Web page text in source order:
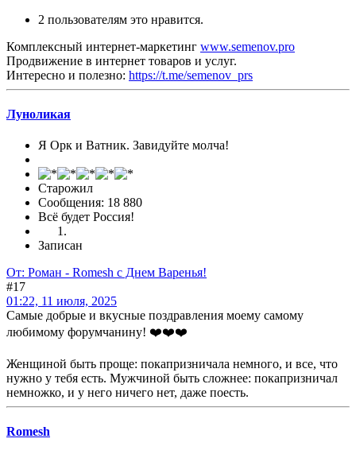
2 пользователям это нравится.
Комплексный интернет-маркетинг www.semenov.pro
Продвижение в интернет товаров и услуг.
Интересно и полезно: https://t.me/semenov_prs
Луноликая
Я Орк и Ватник. Завидуйте молча!
Старожил
Сообщения: 18 880
Всё будет Россия!
Записан
От: Роман - Romesh с Днем Варенья!
#17
01:22, 11 июля, 2025
Самые добрые и вкусные поздравления моему самому
любимому форумчанину! ❤️❤️❤️
Женщиной быть проще: покапризничала немного, и все, что
нужно у тебя есть. Мужчиной быть сложнее: покапризничал
немножко, и у него ничего нет, даже поесть.
Romesh